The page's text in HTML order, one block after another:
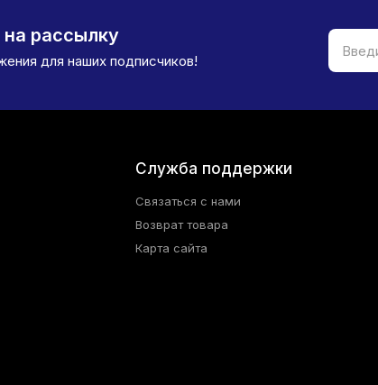
рассылку
для наших подписчиков!
Служба поддержки
Связаться с нами
Возврат товара
Карта сайта